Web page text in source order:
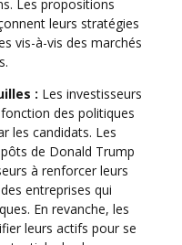
Les propositions
leurs stratégies
vis-à-vis des marchés
: Les investisseurs
des politiques
les candidats. Les
de Donald Trump
à renforcer leurs
entreprises qui
En revanche, les
leurs actifs pour se